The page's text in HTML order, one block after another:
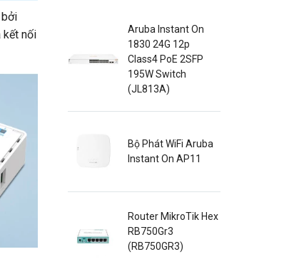
kết nối
Aruba Instant On
1830 24G 12p
Class4 PoE 2SFP
195W Switch
(JL813A)
Bộ Phát WiFi Aruba
Instant On AP11
Router MikroTik Hex
RB750Gr3
(RB750GR3)